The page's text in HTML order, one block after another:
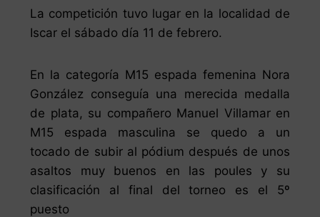
La competición tuvo lugar en la localidad de
Iscar el sábado día 11 de febrero.
En la categoría M15 espada femenina Nora
González conseguía una merecida medalla
de plata, su compañero Manuel Villamar en
M15 espada masculina se quedo a un
tocado de subir al pódium después de unos
asaltos muy buenos en las poules y su
clasificación al final del torneo es el 5º
puesto